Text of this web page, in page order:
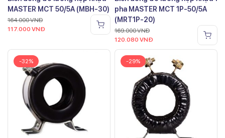
MASTER MCT 50/5A (MBH-30)
164.000VNĐ
117.000 VNĐ
pha MASTER MCT 1P-50/5A
(MRT1P-20)
169.000VNĐ
120.080 VNĐ
-32% -29%